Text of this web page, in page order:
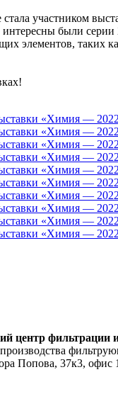
участником
были серии
элементов, таких
центр фильтрации
Попова, 37к3, офис